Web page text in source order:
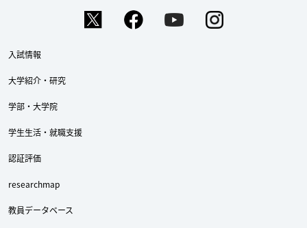
入試情報
大学紹介・研究
学部・大学院
学生生活・就職支援
認証評価
researchmap
教員データベース